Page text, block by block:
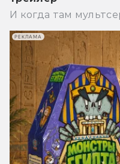
И когда там
РЕКЛАМА